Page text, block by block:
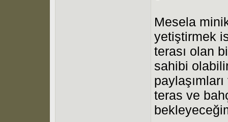
Mesela
yetiştirmek
terası olan
sahibi
teras ve